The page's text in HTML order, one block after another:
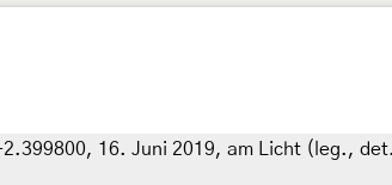
16. Juni 2019, am Licht (leg.,